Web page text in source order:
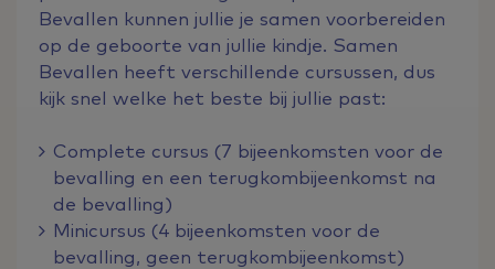
Bevallen kunnen jullie je samen voorbereiden
op de geboorte van jullie kindje. Samen
Bevallen heeft verschillende cursussen, dus
kijk snel welke het beste bij jullie past:
Complete cursus (7 bijeenkomsten voor de
bevalling en een terugkombijeenkomst na
de bevalling)
Minicursus (4 bijeenkomsten voor de
bevalling, geen terugkombijeenkomst)